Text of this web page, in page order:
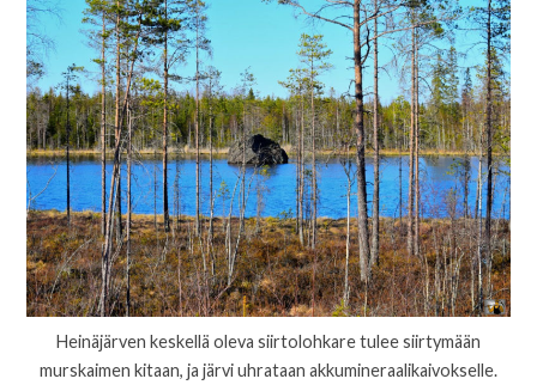
Heinäjärven keskellä oleva siirtolohkare tulee siirtymään
murskaimen kitaan, ja järvi uhrataan akkumineraalikaivokselle.